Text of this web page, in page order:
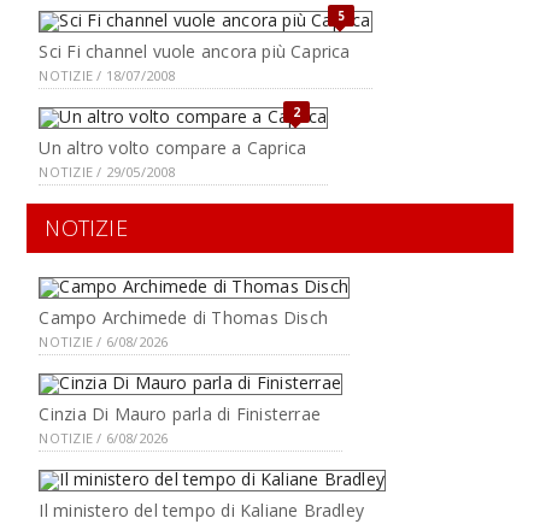
5
Sci Fi channel vuole ancora più Caprica
NOTIZIE / 18/07/2008
2
Un altro volto compare a Caprica
NOTIZIE / 29/05/2008
NOTIZIE
Campo Archimede di Thomas Disch
NOTIZIE / 6/08/2026
Cinzia Di Mauro parla di Finisterrae
NOTIZIE / 6/08/2026
Il ministero del tempo di Kaliane Bradley